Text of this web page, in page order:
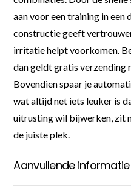
aan voor een training in een
constructie geeft
irritatie helpt voorkomen.
dan geldt gratis verzending
Bovendien spaar je
wat altijd net iets leuker is
uitrusting wil bijwerken, zit
de juiste plek.
Aanvullende informatie